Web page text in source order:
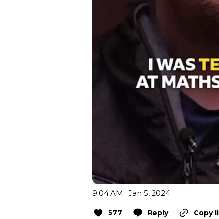
9:04 AM · Jan 5, 2024
577 Reply Copy